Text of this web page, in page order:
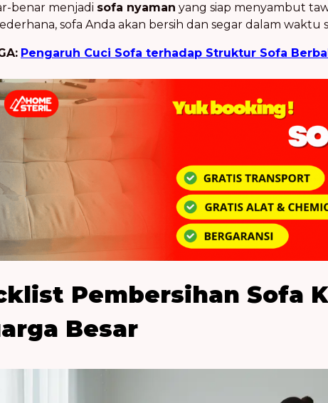
benar menjadi sofa nyaman yang siap menyambut
sofa Anda akan bersih dan segar dalam
Pengaruh Cuci Sofa terhadap Struktur Sofa
Pembersihan Sofa
Besar